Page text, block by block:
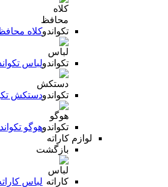
کلاه
لباس
دستکش
هوگو
لوازم کاراته
بازگشت
لباس